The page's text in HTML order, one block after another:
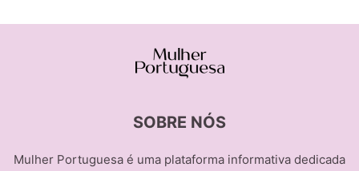
SOBRE NÓS
Mulher Portuguesa é uma plataforma informativa dedicada